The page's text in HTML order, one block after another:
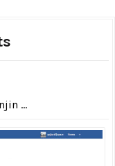
...